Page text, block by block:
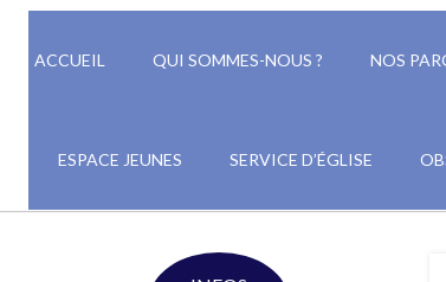
ACCUEIL QUI SOMMES-NOUS ? NOS
ESPACE JEUNES SERVICE D’ÉGLISE